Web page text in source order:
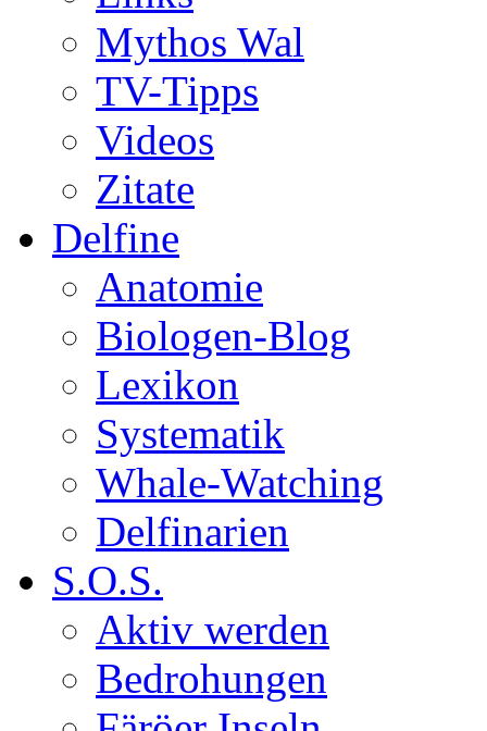
Mythos Wal
TV-Tipps
Videos
Zitate
Delfine
Anatomie
Biologen-Blog
Lexikon
Systematik
Whale-Watching
Delfinarien
S.O.S.
Aktiv werden
Bedrohungen